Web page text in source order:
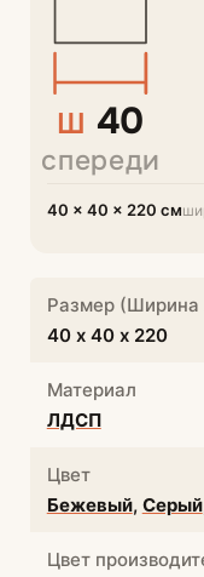
Ш 40
спереди
40 × 40 × 220 см
Размер (Ширина
40 х 40 х 220
Материал
ЛДСП
Цвет
Бежевый, Серый
Цвет